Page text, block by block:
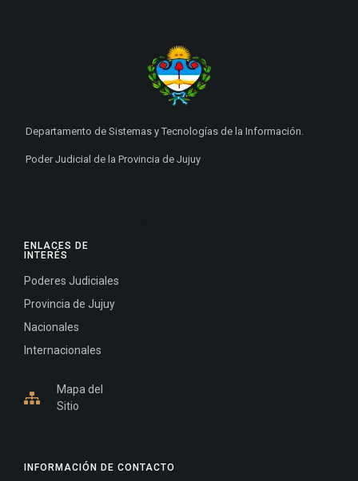
INFORMACIÓN DE CONTACTO
ENLACES DE
INTERÉS
Poderes Judiciales
Provincia de Jujuy
Nacionales
Internacionales
Mapa del
Sitio
Departamento de Sistemas y Tecnologías de la Información.
Poder Judicial de la Provincia de Jujuy